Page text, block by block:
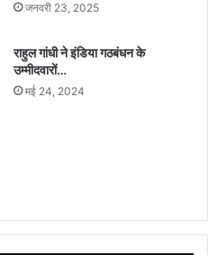
जनवरी 23, 2025
राहुल गांधी ने इंडिया गठबंधन के
उम्मीदवारों…
मई 24, 2024